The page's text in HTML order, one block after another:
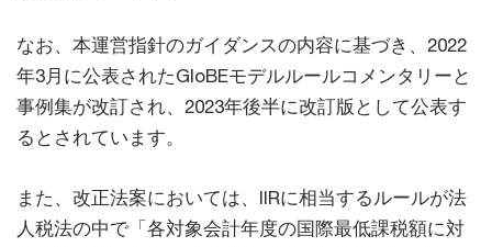
なお、本運営指針のガイダンスの内容に基づき、2022
年3月に公表されたGloBEモデルルールコメンタリーと
事例集が改訂され、2023年後半に改訂版として公表す
るとされています。
また、改正法案においては、IIRに相当するルールが法
人税法の中で「各対象会計年度の国際最低課税額に対